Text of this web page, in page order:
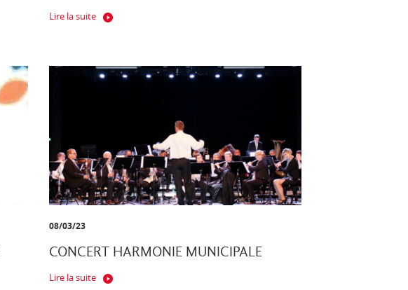
Lire la suite
08/03/23
CONCERT HARMONIE MUNICIPALE
Lire la suite